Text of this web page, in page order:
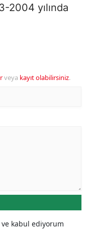
2004 yılında
veya kayıt olabilirsiniz.
kabul ediyorum